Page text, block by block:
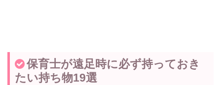
保育士が遠足時に必ず持っておき
たい持ち物19選